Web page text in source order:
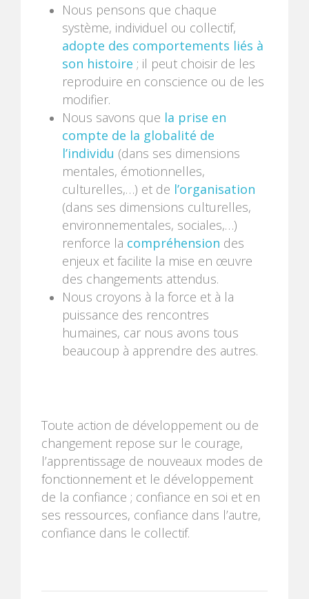
Nous pensons que chaque
système, individuel ou collectif,
adopte des comportements liés à
son histoire ; il peut choisir de les
reproduire en conscience ou de les
modifier.
Nous savons que la prise en
compte de la globalité de
l’individu (dans ses dimensions
mentales, émotionnelles,
culturelles,…) et de l’organisation
(dans ses dimensions culturelles,
environnementales, sociales,…)
renforce la compréhension des
enjeux et facilite la mise en œuvre
des changements attendus.
Nous croyons à la force et à la
puissance des rencontres
humaines, car nous avons tous
beaucoup à apprendre des autres.
Toute action de développement ou de
changement repose sur le courage,
l’apprentissage de nouveaux modes de
fonctionnement et le développement
de la confiance ; confiance en soi et en
ses ressources, confiance dans l’autre,
confiance dans le collectif.